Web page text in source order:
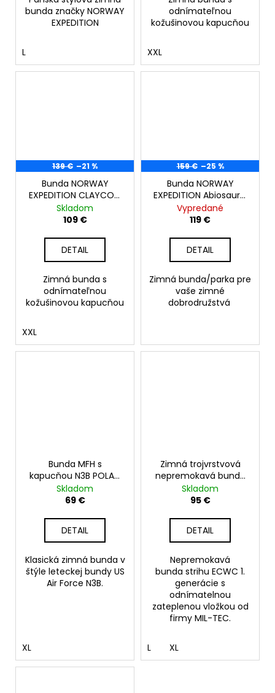
bunda značky NORWAY
EXPEDITION
L
odnímateľnou
kožušinovou kapucňou
XXL
139 € –21 %
Bunda NORWAY
EXPEDITION CLAYCON,
dark navy
Skladom
109 €
DETAIL
Zimná bunda s
odnímateľnou
kožušinovou kapucňou
XXL
159 € –25 %
Bunda NORWAY
EXPEDITION Abiosaure,
čierna
Vypredané
119 €
DETAIL
Zimná bunda/parka pre
vaše zimné
dobrodružstvá
Bunda MFH s
kapucňou N3B POLAR,
čierna
Skladom
69 €
DETAIL
Klasická zimná bunda v
štýle leteckej bundy US
Air Force N3B.
XL
Zimná trojvrstvová
nepremokavá bunda
MIL-TEC, čierna
Skladom
95 €
DETAIL
Nepremokavá
bunda strihu ECWC 1.
generácie s
odnímatelnou
zateplenou vložkou od
firmy MIL-TEC.
L XL